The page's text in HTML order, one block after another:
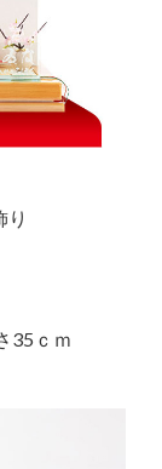
り
35ｃｍ